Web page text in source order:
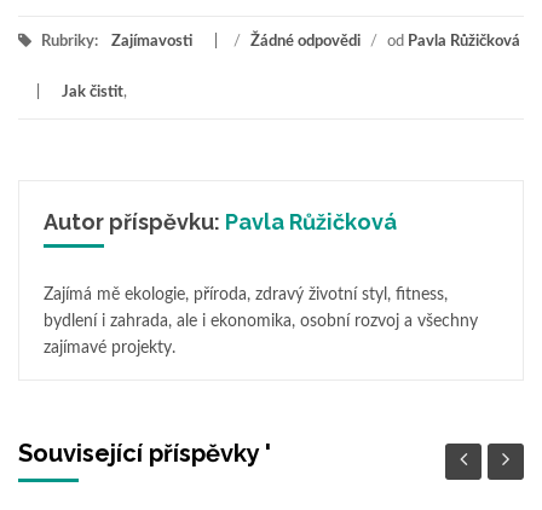
Rubriky: Zajímavosti / Žádné odpovědi / od Pavla Růžičková
Jak čistit,
Autor příspěvku: Pavla Růžičková
Zajímá mě ekologie, příroda, zdravý životní styl, fitness,
bydlení i zahrada, ale i ekonomika, osobní rozvoj a všechny
zajímavé projekty.
Související příspěvky '